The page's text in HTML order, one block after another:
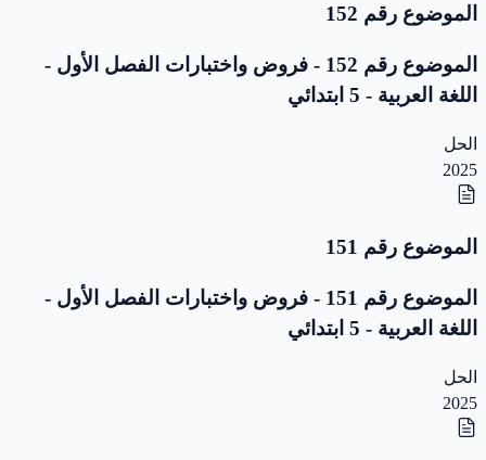
الموضوع رقم 152
الموضوع رقم 152 - فروض واختبارات الفصل الأول -
اللغة العربية - 5 ابتدائي
الحل
2025
الموضوع رقم 151
الموضوع رقم 151 - فروض واختبارات الفصل الأول -
اللغة العربية - 5 ابتدائي
الحل
2025